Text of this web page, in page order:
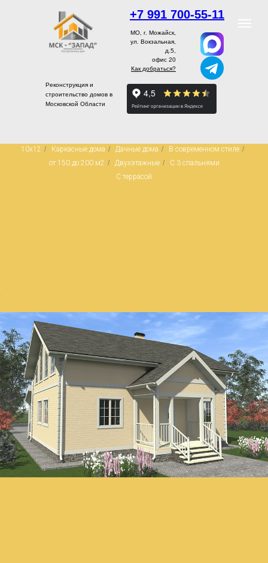
+7 991 700-55-11
Реконструкция и
строительство домов в
Московской Области
МО, г. Можайск,
ул. Вокзальная,
д.5,
офис 20
Как добраться?
10x12 / Каркасные дома / Дачные дома / В современном стиле /
от 150 до 200 м2 / Двухэтажные /
С 3 спальнями
С террасой